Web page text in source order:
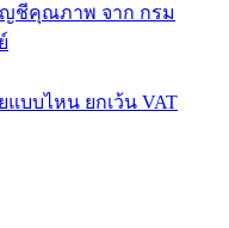
ญชีคุณภาพ จาก กรม
บบไหน ยกเว้น VAT